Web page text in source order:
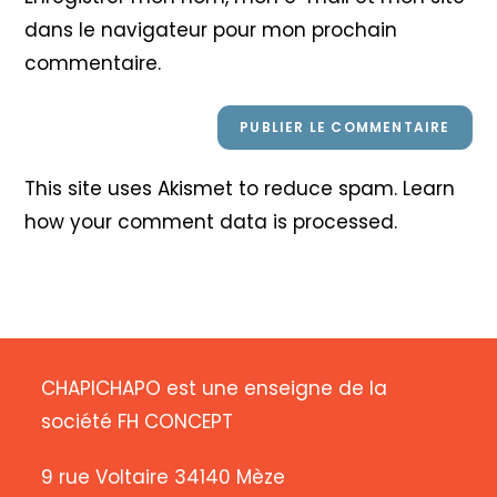
(facultatif)
dans le navigateur pour mon prochain
commentaire.
This site uses Akismet to reduce spam. Learn
how your comment data is processed.
CHAPICHAPO est une enseigne de la
société FH CONCEPT
9 rue Voltaire 34140 Mèze